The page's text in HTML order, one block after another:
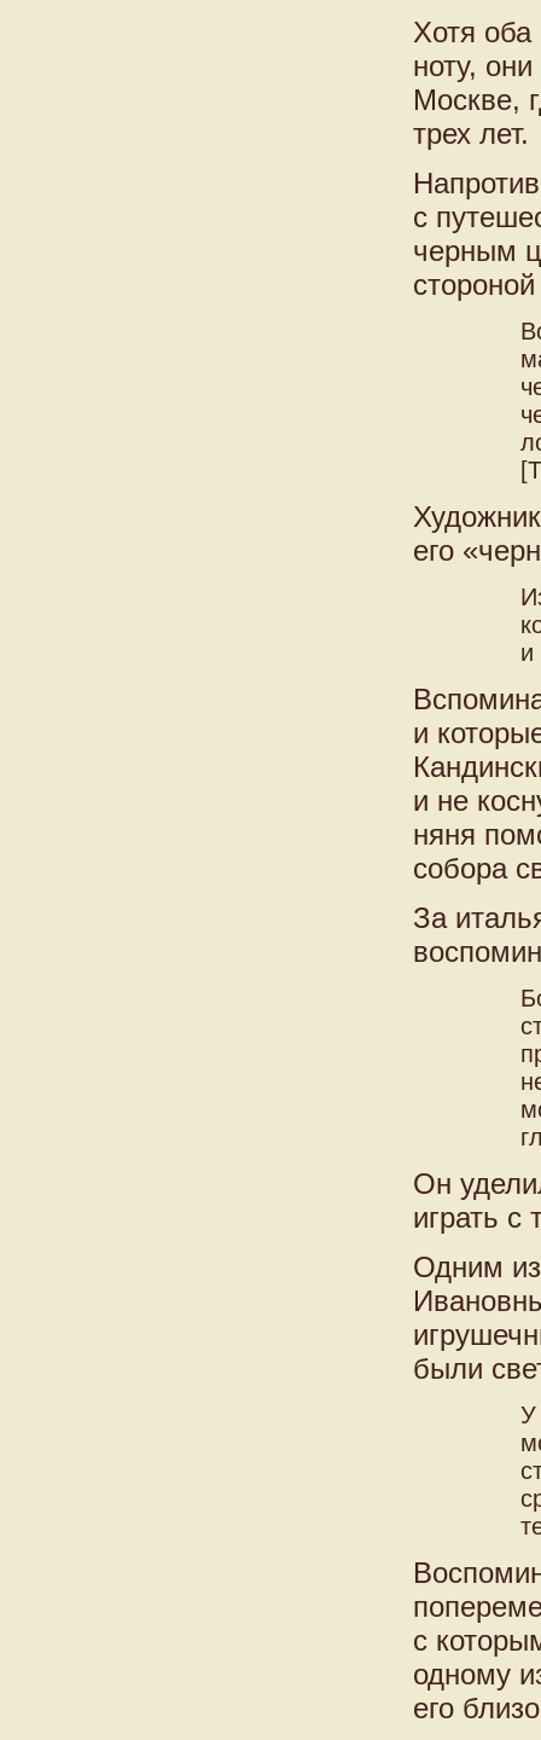
Хотя
ноту,
Москве,
трех лет.
с
черным
его
и
и
и не
няня
собора
За
Он
играть с
Одним из
были
У
с
одному
его